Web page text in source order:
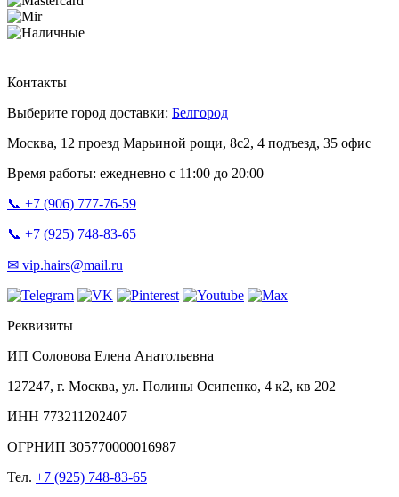
Контакты
Выберите город доставки: Белгород
Москва, 12 проезд Марьиной рощи, 8с2, 4 подъезд, 35 офис
Время работы: ежедневно с 11:00 до 20:00
📞 +7 (906) 777-76-59
📞 +7 (925) 748-83-65
✉ vip.hairs@mail.ru
Реквизиты
ИП Соловова Елена Анатольевна
127247, г. Москва, ул. Полины Осипенко, 4 к2, кв 202
ИНН 773211202407
ОГРНИП 305770000016987
Тел. +7 (925) 748-83-65